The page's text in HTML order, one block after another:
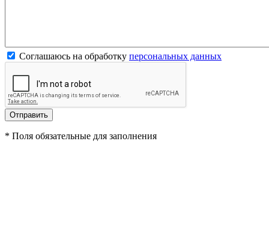
Соглашаюсь на обработку персональных данных
* Поля обязательные для заполнения